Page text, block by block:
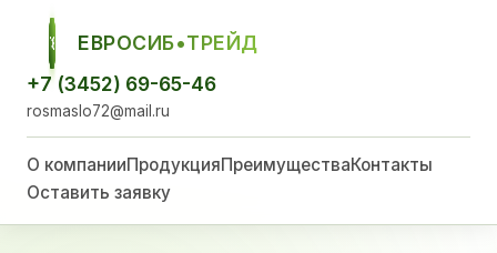
ЕСТ
ЕВРОСИБ•ТРЕЙД
+7 (3452) 69-65-46
rosmaslo72@mail.ru
О компанииПродукцияПреимуществаКонтакты
Оставить заявку